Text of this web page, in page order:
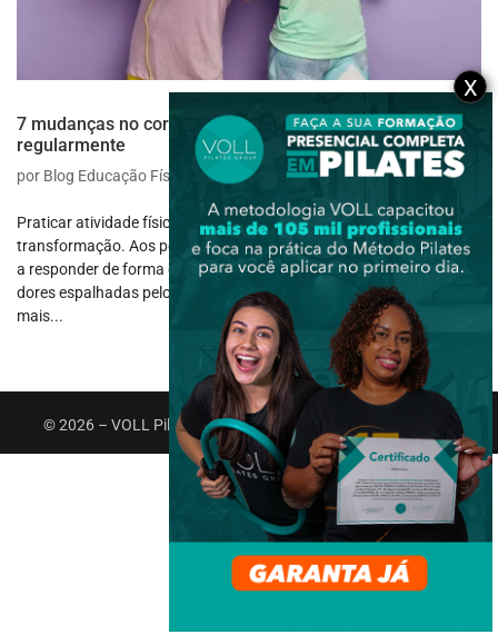
7 mudanças no corpo e mente ao praticar atividade física
regularmente
por Blog Educação Física jun 2, 2025 Saúde e Bem-estar
Praticar atividade física é como acionar um botão silencioso de
transformação. Aos poucos, e quase sem perceber, o corpo começa
a responder de forma diferente. Mais disposição ao acordar, menos
dores espalhadas pelo dia, o humor melhora, o sono vem com
mais...
© 2026 – VOLL Pilates Group. Todos os direitos reservados.
X